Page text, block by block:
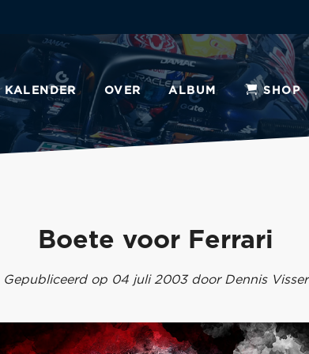
KALENDER OVER ALBUM SHOP
Boete voor Ferrari
Gepubliceerd op 04 juli 2003 door Dennis Visser